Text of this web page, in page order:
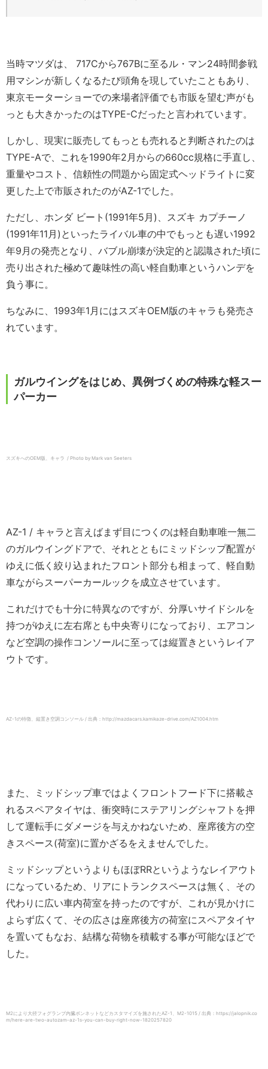
当時マツダは、 717Cから767Bに至るル・マン24時間参戦
用マシンが新しくなるたび頭角を現していたこともあり、
東京モーターショーでの来場者評価でも市販を望む声がも
っとも大きかったのはTYPE-Cだったと言われています。
しかし、現実に販売してもっとも売れると判断されたのは
TYPE-Aで、これを1990年2月からの660cc規格に手直し、
重量やコスト、信頼性の問題から固定式ヘッドライトに変
更した上で市販されたのがAZ-1でした。
ただし、ホンダ ビート(1991年5月)、スズキ カプチーノ
(1991年11月)といったライバル車の中でもっとも遅い1992
年9月の発売となり、バブル崩壊が決定的と認識された頃に
売り出された極めて趣味性の高い軽自動車というハンデを
負う事に。
ちなみに、1993年1月にはスズキOEM版のキャラも発売さ
れています。
ガルウイングをはじめ、異例づくめの特殊な軽スー
パーカー
スズキへのOEM版、キャラ / Photo by Mark van Seeters
AZ-1 / キャラと言えばまず目につくのは軽自動車唯一無二
のガルウイングドアで、それとともにミッドシップ配置が
ゆえに低く絞り込まれたフロント部分も相まって、軽自動
車ながらスーパーカールックを成立させています。
これだけでも十分に特異なのですが、分厚いサイドシルを
持つがゆえに左右席とも中央寄りになっており、エアコン
など空調の操作コンソールに至っては縦置きというレイア
ウトです。
AZ-1の特徴、縦置き空調コンソール / 出典：http://mazdacars.kamikaze-drive.com/AZ1004.htm
また、ミッドシップ車ではよくフロントフード下に搭載さ
れるスペアタイヤは、衝突時にステアリングシャフトを押
して運転手にダメージを与えかねないため、座席後方の空
きスペース(荷室)に置かざるをえませんでした。
ミッドシップというよりもほぼRRというようなレイアウト
になっているため、リアにトランクスペースは無く、その
代わりに広い車内荷室を持ったのですが、これが見かけに
よらず広くて、その広さは座席後方の荷室にスペアタイヤ
を置いてもなお、結構な荷物を積載する事が可能なほどで
した。
M2により大径フォグランプ内臓ボンネットなどカスタマイズを施されたAZ-1、M2-1015 / 出典：https://jalopnik.co
m/here-are-two-autozam-az-1s-you-can-buy-right-now-1820257820